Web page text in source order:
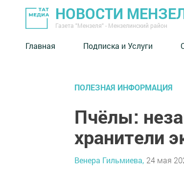
НОВОСТИ
Газета "Мензеля" - Мензелинский район
Главная Подписка и Услуги
ПОЛЕЗНАЯ ИНФОРМАЦИЯ
Пчёлы:
хранители
Венера Гильмиева, 24 мая